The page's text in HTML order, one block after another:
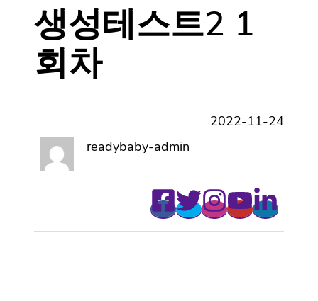
생성테스트2 1
회차
2022-11-24
readybaby-admin